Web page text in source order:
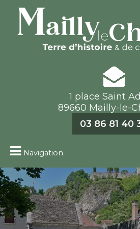
1 place Saint
89660 Mailly-le-
03 86 81 40
Navigation